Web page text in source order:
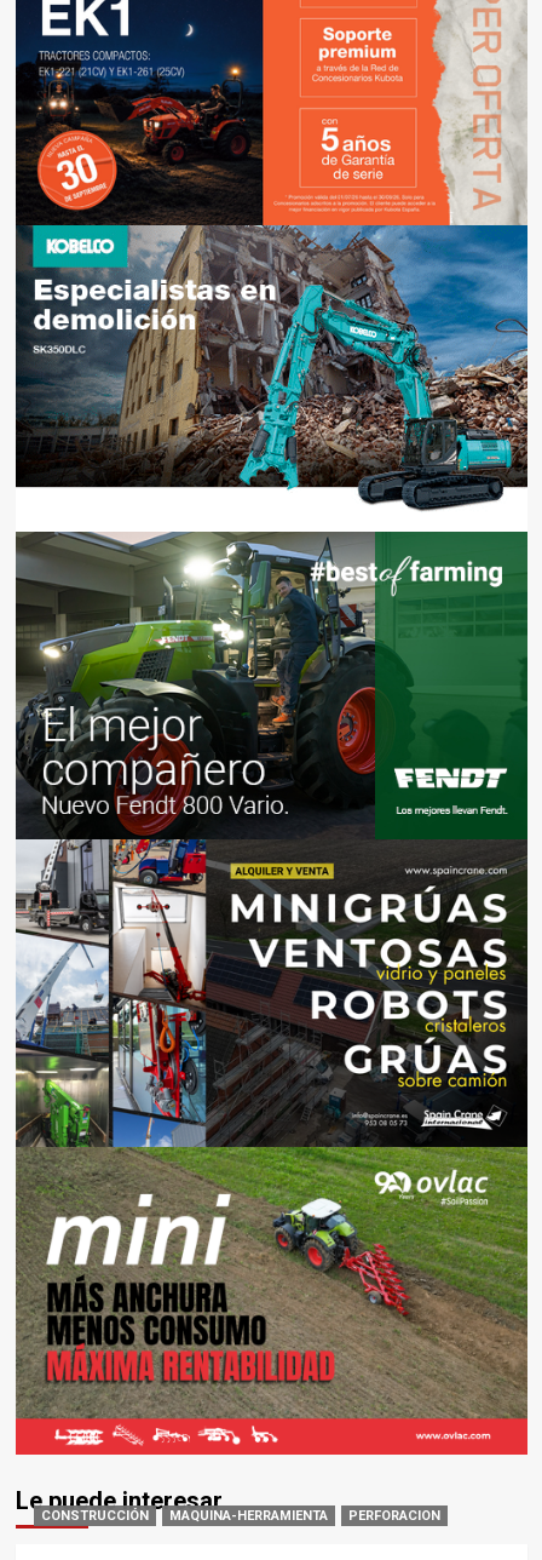
Le puede interesar
CONSTRUCCIÓN MAQUINA-HERRAMIENTA PERFORACION